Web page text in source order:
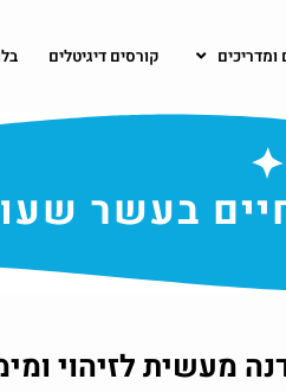
קורסים דיגיטלים
בעשר
מעשית לזיהוי